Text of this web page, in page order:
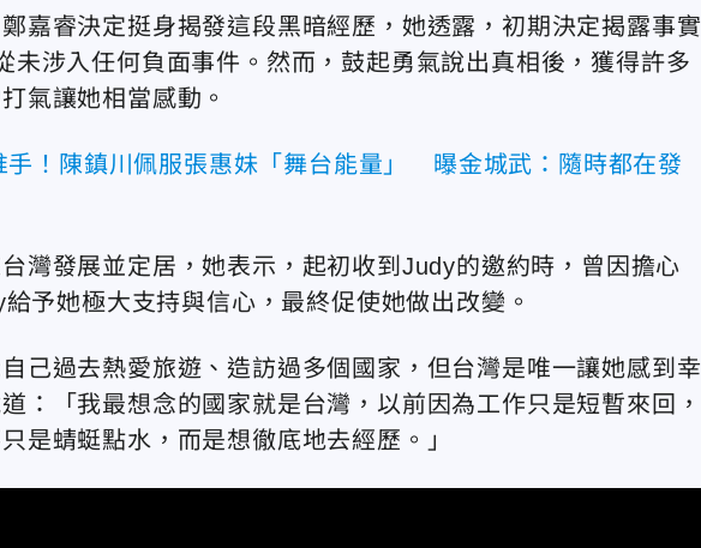
嘉睿決定挺身揭發這段黑暗經歷，她透露，初期決定揭露事實
未涉入任何負面事件。然而，鼓起勇氣說出真相後，獲得許多
氣讓她相當感動。
手！陳鎮川佩服張惠妹「舞台能量」 曝金城武：隨時都在發
灣發展並定居，她表示，起初收到Judy的邀約時，曾因擔心
予她極大支持與信心，最終促使她做出改變。
己過去熱愛旅遊、造訪過多個國家，但台灣是唯一讓她感到幸
：「我最想念的國家就是台灣，以前因為工作只是短暫來回，
是蜻蜓點水，而是想徹底地去經歷。」